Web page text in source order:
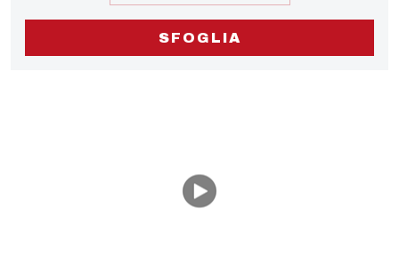
SFOGLIA